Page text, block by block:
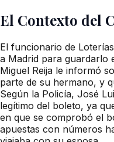
El Contexto del
El funcionario de
a Madrid para guardarlo
Miguel Reija le informó
parte de su hermano, y
Según la Policía, José
legítimo del boleto, ya
en que se comprobó el
apuestas con números